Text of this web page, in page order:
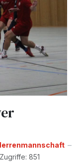
Zugriffe: 851